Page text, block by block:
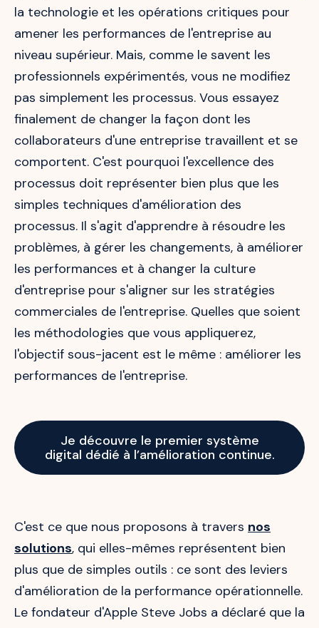
la technologie et les opérations critiques pour
amener les performances de l'entreprise au
niveau supérieur. Mais, comme le savent les
professionnels expérimentés, vous ne modifiez
pas simplement les processus. Vous essayez
finalement de changer la façon dont les
collaborateurs d'une entreprise travaillent et se
comportent. C'est pourquoi l'excellence des
processus doit représenter bien plus que les
simples techniques d'amélioration des
processus. Il s'agit d'apprendre à résoudre les
problèmes, à gérer les changements, à améliorer
les performances et à changer la culture
d'entreprise pour s'aligner sur les stratégies
commerciales de l'entreprise. Quelles que soient
les méthodologies que vous appliquerez,
l'objectif sous-jacent est le même : améliorer les
performances de l'entreprise.
Je découvre le premier système
digital dédié à l’amélioration continue.
C'est ce que nous proposons à travers nos
solutions, qui elles-mêmes représentent bien
plus que de simples outils : ce sont des leviers
d'amélioration de la performance opérationnelle.
Le fondateur d'Apple Steve Jobs a déclaré que la